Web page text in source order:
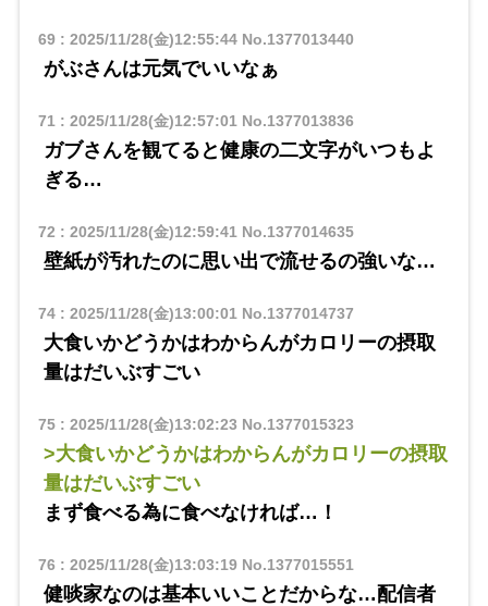
69: 2025/11/28(金)12:55:44No.1377013440
がぶさんは元気でいいなぁ
71 : 2025/11/28(金)12:57:01 No.1377013836
ガブさんを観てると健康の二文字がいつもよ
ぎる…
72 : 2025/11/28(金)12:59:41 No.1377014635
壁紙が汚れたのに思い出で流せるの強いな…
74: 2025/11/28(金)13:00:01 No.1377014737
大食いかどうかはわからんがカロリーの摂取
量はだいぶすごい
75: 2025/11/28(金)13:02:23 No.1377015323
>大食いかどうかはわからんがカロリーの摂取
量はだいぶすごい
まず食べる為に食べなければ…！
76 : 2025/11/28(金)13:03:19No.1377015551
健啖家なのは基本いいことだからな…配信者